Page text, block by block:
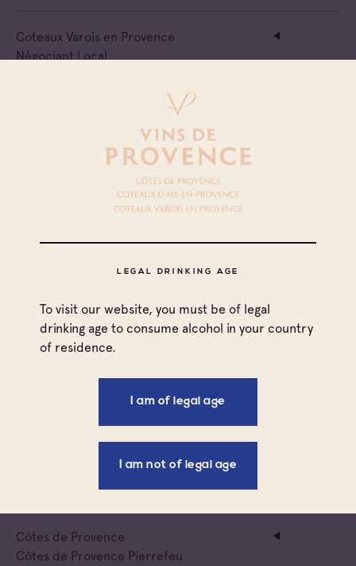
LEGAL DRINKING AGE
To visit our website, you must be of legal
drinking age to consume alcohol in your country
of residence.
I am of legal age
I am not of legal age
Coteaux Varois en Provence
Négociant Local
Coteaux d'Aix-en-Provence
Négociant Local
La Boutique De L
Coteaux d'Aix-en-Provence
Coteaux Varois en Provence
Coteaux d'Aix-en-Provence
Domaine St Jean
Coteaux d'Aix-en-Provence
Côtes de Provence
Côtes de Provence Pierrefeu